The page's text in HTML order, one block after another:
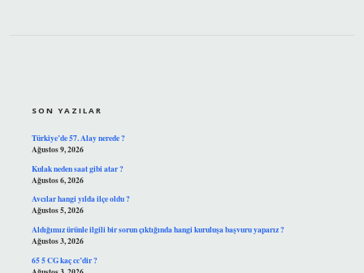
SON YAZILAR
Türkiye’de 57. Alay nerede ?
Ağustos 9, 2026
Kulak neden saat gibi atar ?
Ağustos 6, 2026
Avcılar hangi yılda ilçe oldu ?
Ağustos 5, 2026
Aldığımız ürünle ilgili bir sorun çıktığında hangi kuruluşa başvuru yaparız ?
Ağustos 3, 2026
65 5 CG kaç cc’dir ?